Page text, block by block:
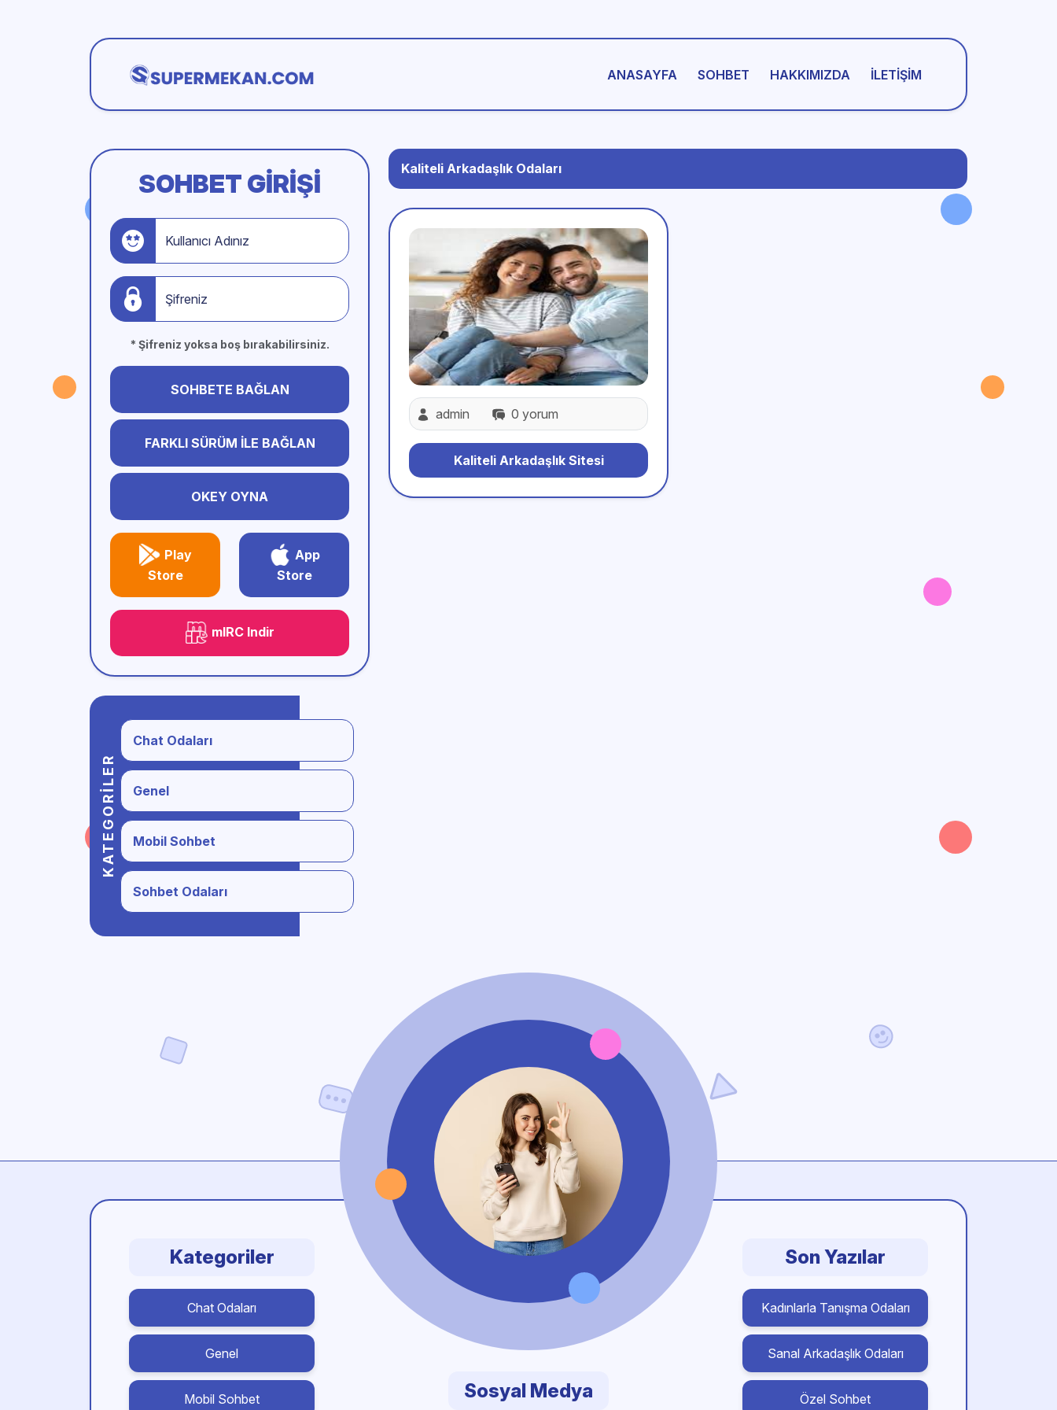
ANASAYFA SOHBET HAKKIMIZDA İLETIŞIM
SOHBET GIRIŞI
Kullanıcı Adınız
Şifreniz
* Şifreniz yoksa boş bırakabilirsiniz.
SOHBETE BAĞLAN
FARKLI SÜRÜM İLE BAĞLAN
OKEY OYNA
Play
Store
App
Store
mIRC Indir
KATEGORILER
Chat Odaları
Genel
Mobil Sohbet
Sohbet Odaları
Kaliteli Arkadaşlık Odaları
admin 0 yorum
Kaliteli Arkadaşlık Sitesi
Kategoriler
Chat Odaları
Genel
Mobil Sohbet Sosyal Medya
Son Yazılar
Kadınlarla Tanışma Odaları
Sanal Arkadaşlık Odaları
Özel Sohbet